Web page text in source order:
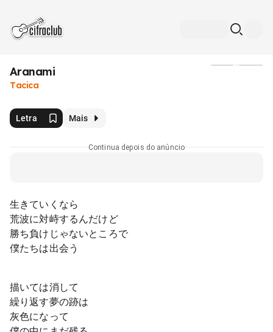
Aranami
Tacica
Letra Mais
Continua depois do anúncio
生きていくなら
荒波に対峙するんだけど
勝ち負けじゃないところで
僕たちは出会う
描いては消して
繰り返す夢の跡は
灰色になって